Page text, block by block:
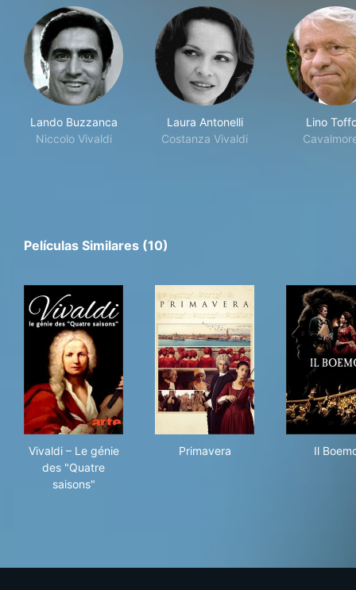
Lando Buzzanca
Niccolo Vivaldi
Laura Antonelli
Costanza Vivaldi
Lino
Películas Similares (10)
Vivaldi – Le génie
des "Quatre
saisons"
Primavera Il